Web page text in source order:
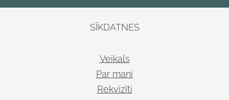
SĪKDATNES
Veikals
Par mani
Rekvizīti